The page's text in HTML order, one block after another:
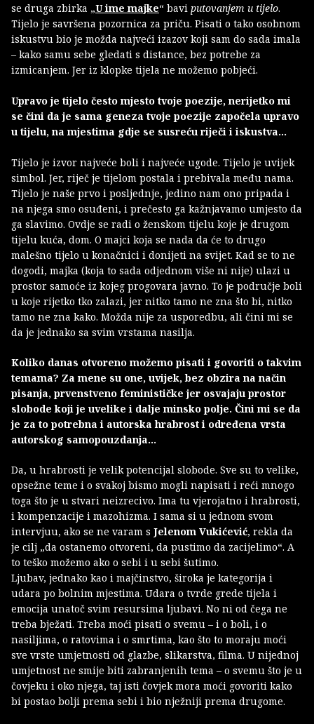
se druga zbirka „U ime majke“ bavi putovanjem u tijelo.
Tijelo je savršena pozornica za priču. Pisati o tako osobnom
iskustvu bio je možda najveći izazov koji sam do sada imala
– kako samu sebe gledati s distance, bez potrebe za
izmicanjem. Jer iz klopke tijela ne možemo pobjeći.
Upravo je tijelo često mjesto tvoje poezije, nerijetko mi
se čini da je sama geneza tvoje poezije započela upravo
u tijelu, na mjestima gdje se susreću riječi i iskustva…
Tijelo je izvor najveće boli i najveće ugode. Tijelo je uvijek
simbol. Jer, riječ je tijelom postala i prebivala među nama.
Tijelo je naše prvo i posljednje, jedino nam ono pripada i
na njega smo osuđeni, i prečesto ga kažnjavamo umjesto da
ga slavimo. Ovdje se radi o ženskom tijelu koje je drugom
tijelu kuća, dom. O majci koja se nada da će to drugo
malešno tijelo u konačnici i donijeti na svijet. Kad se to ne
dogodi, majka (koja to sada odjednom više ni nije) ulazi u
prostor samoće iz kojeg progovara javno. To je područje boli
u koje rijetko tko zalazi, jer nitko tamo ne zna što bi, nitko
tamo ne zna kako. Možda nije za usporedbu, ali čini mi se
da je jednako sa svim vrstama nasilja.
Koliko danas otvoreno možemo pisati i govoriti o takvim
temama? Za mene su one, uvijek, bez obzira na način
pisanja, prvenstveno feminističke jer osvajaju prostor
slobode koji je uvelike i dalje minsko polje. Čini mi se da
je za to potrebna i autorska hrabrost i određena vrsta
autorskog samopouzdanja...
Da, u hrabrosti je velik potencijal slobode. Sve su to velike,
opsežne teme i o svakoj bismo mogli napisati i reći mnogo
toga što je u stvari neizrecivo. Ima tu vjerojatno i hrabrosti,
i kompenzacije i mazohizma. I sama si u jednom svom
intervjuu, ako se ne varam s Jelenom Vukićević, rekla da
je cilj „da ostanemo otvoreni, da pustimo da zacijelimo“. A
to teško možemo ako o sebi i u sebi šutimo.
Ljubav, jednako kao i majčinstvo, široka je kategorija i
udara po bolnim mjestima. Udara o tvrde grede tijela i
emocija unatoč svim resursima ljubavi. No ni od čega ne
treba bježati. Treba moći pisati o svemu – i o boli, i o
nasiljima, o ratovima i o smrtima, kao što to moraju moći
sve vrste umjetnosti od glazbe, slikarstva, filma. U nijednoj
umjetnost ne smije biti zabranjenih tema – o svemu što je u
čovjeku i oko njega, taj isti čovjek mora moći govoriti kako
bi postao bolji prema sebi i bio nježniji prema drugome.